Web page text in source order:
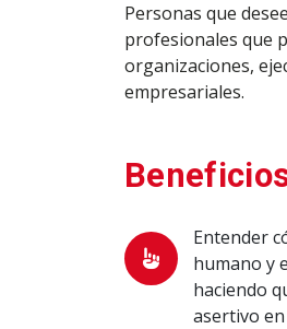
Personas que
profesionales que
organizaciones,
empresariales.
Entender
humano y
haciendo
asertivo